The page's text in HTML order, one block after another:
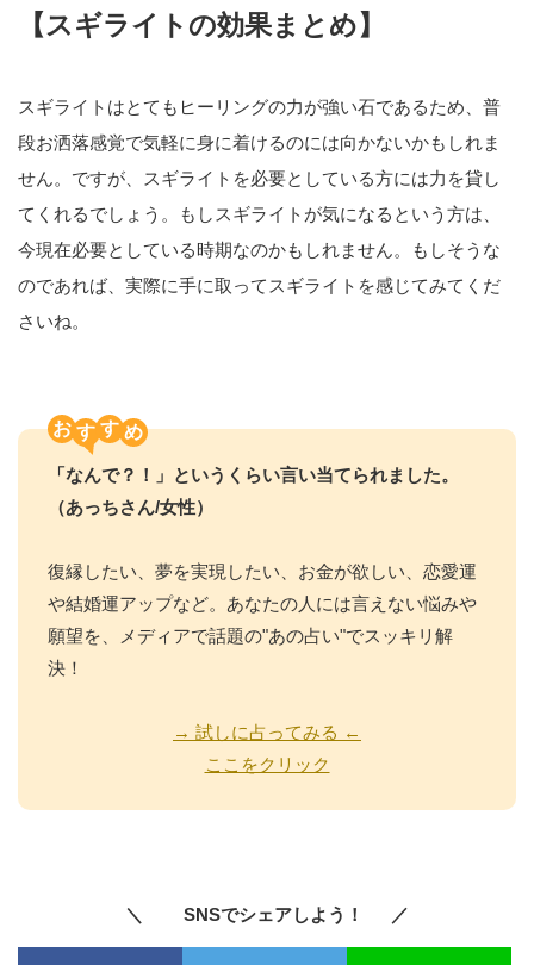
【スギライトの効果まとめ】
スギライトはとてもヒーリングの力が強い石であるため、普
段お洒落感覚で気軽に身に着けるのには向かないかもしれま
せん。ですが、スギライトを必要としている方には力を貸し
てくれるでしょう。もしスギライトが気になるという方は、
今現在必要としている時期なのかもしれません。もしそうな
のであれば、実際に手に取ってスギライトを感じてみてくだ
さいね。
お す
「なんで？！」というくらい言い当てられました。
（あっちさん/女性）
復縁したい、夢を実現したい、お金が欲しい、恋愛運
や結婚運アップなど。あなたの人には言えない悩みや
願望を、メディアで話題の"あの占い"でスッキリ解
決！
→ 試しに占ってみる ←
ここをクリック
＼ SNSでシェアしよう！ ／